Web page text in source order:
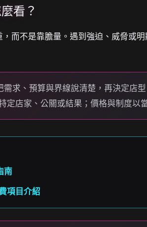
看？
而不是靠膽量。遇到強迫、威脅或
需求、預算與界線說清楚，再決定店
定店家、公關或結果；價格與制度以
南
項目介紹